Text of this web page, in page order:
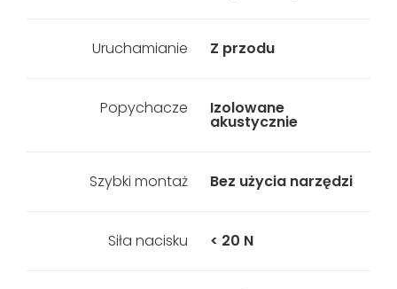
Uruchamianie Z przodu
Popychacze Izolowane
akustycznie
Szybki montaż Bez użycia narzędzi
Siła nacisku < 20 N